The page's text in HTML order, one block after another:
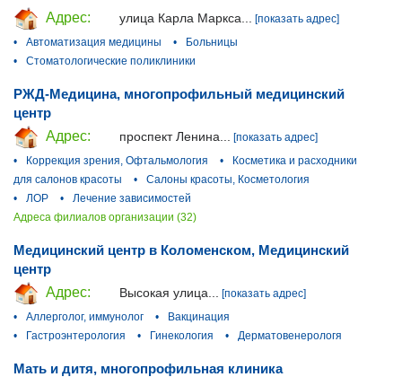
Адрес:
улица Карла Маркса... [показать адрес]
•
Автоматизация медицины •
Больницы
•
Стоматологические поликлиники
РЖД-Медицина, многопрофильный медицинский
центр
Адрес:
проспект Ленина... [показать адрес]
•
Коррекция зрения, Офтальмология •
Косметика и расходники
для салонов красоты
•
Салоны красоты, Косметология
•
ЛОР •
Лечение зависимостей
Адреса филиалов организации (32)
Медицинский центр в Коломенском, Медицинский
центр
Адрес:
Высокая улица...
[показать адрес]
•
Аллерголог, иммунолог •
Вакцинация
•
Гастроэнтерология • Гинекология • Дерматовенерологя
Мать и дитя, многопрофильная клиника